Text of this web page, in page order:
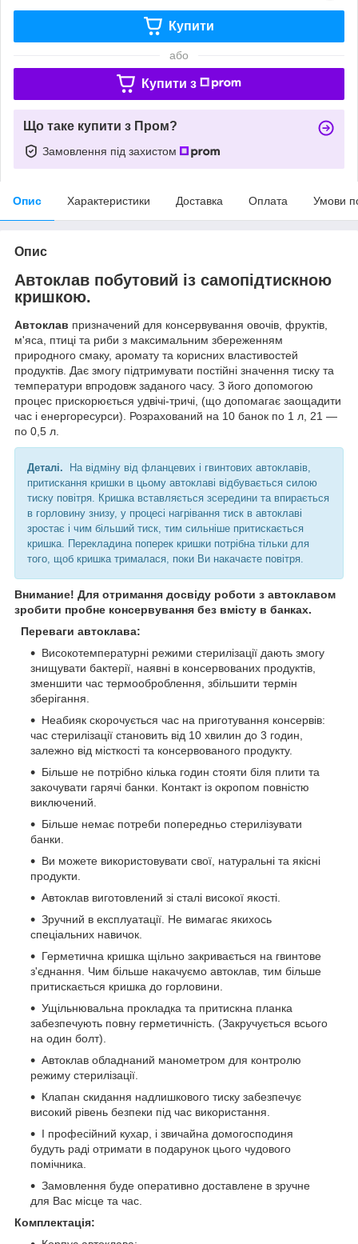
Купити
або
Купити з
Що таке купити з Пром?
Замовлення під захистом
Опис Характеристики Доставка Оплата Умови
Опис
Автоклав побутовий із самопідтискною
кришкою.
Автоклав призначений для консервування овочів, фруктів,
м'яса, птиці та риби з максимальним збереженням
природного смаку, аромату та корисних властивостей
продуктів. Дає змогу підтримувати постійні значення тиску та
температури впродовж заданого часу. З його допомогою
процес прискорюється удвічі-тричі, (що допомагає заощадити
час і енергоресурси). Розрахований на 10 банок по 1 л, 21 —
по 0,5 л.
Деталі. На відміну від фланцевих і гвинтових автоклавів,
притискання кришки в цьому автоклаві відбувається силою
тиску повітря. Кришка вставляється зсередини та впирається
в горловину знизу, у процесі нагрівання тиск в автоклаві
зростає і чим більший тиск, тим сильніше притискається
кришка. Перекладина поперек кришки потрібна тільки для
того, щоб кришка трималася, поки Ви накачаєте повітря.
Внимание! Для отримання досвіду роботи з автоклавом
зробити пробне консервування без вмісту в банках.
Переваги автоклава:
Високотемпературні режими стерилізації дають змогу
знищувати бактерії, наявні в консервованих продуктів,
зменшити час термооброблення, збільшити термін
зберігання.
Неабияк скорочується час на приготування консервів:
час стерилізації становить від 10 хвилин до 3 годин,
залежно від місткості та консервованого продукту.
Більше не потрібно кілька годин стояти біля плити та
закочувати гарячі банки. Контакт із окропом повністю
виключений.
Більше немає потреби попередньо стерилізувати
банки.
Ви можете використовувати свої, натуральні та якісні
продукти.
Автоклав виготовлений зі сталі високої якості.
Зручний в експлуатації. Не вимагає якихось
спеціальних навичок.
Герметична кришка щільно закривається на гвинтове
з'єднання. Чим більше накачуємо автоклав, тим більше
притискається кришка до горловини.
Ущільнювальна прокладка та притискна планка
забезпечують повну герметичність. (Закручується всього
на один болт).
Автоклав обладнаний манометром для контролю
режиму стерилізації.
Клапан скидання надлишкового тиску забезпечує
високий рівень безпеки під час використання.
І професійний кухар, і звичайна домогосподиня
будуть раді отримати в подарунок цього чудового
помічника.
Замовлення буде оперативно доставлене в зручне
для Вас місце та час.
Комплектація: